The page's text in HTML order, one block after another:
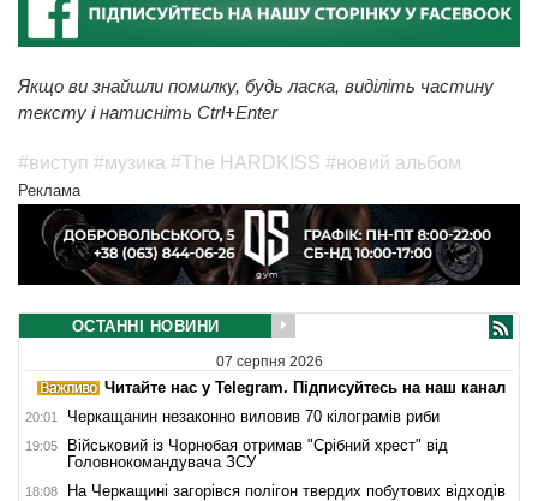
Якщо ви знайшли помилку, будь ласка, виділіть частину
тексту і натисніть Ctrl+Enter
#виступ #музика #The HARDKISS #новий альбом
Реклама
ОСТАННІ НОВИНИ
07 серпня 2026
Читайте нас у Telegram. Підписуйтесь на наш канал
20:01 Черкащанин незаконно виловив 70 кілограмів риби
19:05
Військовий із Чорнобая отримав "Срібний хрест" від
Головнокомандувача ЗСУ
18:08 На Черкащині загорівся полігон твердих побутових відходів